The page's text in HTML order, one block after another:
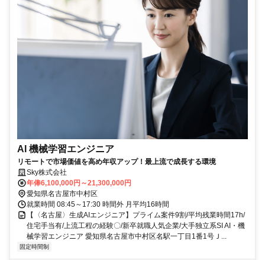
AI 機械学習エンジニア
リモートで市場価値を高め年収アップ！最上流で成長する環境
Sky株式会社
年俸6,100,000円～21,300,000円
愛知県名古屋市中村区
就業時間 08:45～17:30 時間外 月平均16時間
【〈名古屋〉生成AIエンジニア】プライム案件9割/平均残業時間17h/
住宅手当有/上流工程の経験〇/新卒就職人気企業/大手独立系SI AI・機
械学習エンジニア 愛知県名古屋市中村区名駅一丁目1番1号Ｊ...
固定時間制